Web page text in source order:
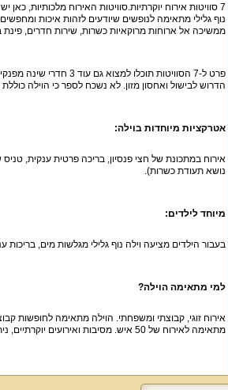
7 סוויטות אירוח יוקרתיות.סוויטות האירוח מלכותיות,
נוף גלילי מתאימה לנופשים שיודעים לזהות איכות
ממשיכה אל ארוחות מרוקאיות כשרות, שירות חדרים, פינת
פרט ל-7 הסוויטות
הדרוש לבישול ואחסון מזון. לא נשכח לספר כי הוילה
אטרקציות מיוחדות בוילה:
אירוח במתכונת של חצי פנסיון, בריכה פרטית ענקית,
נושא תעודת כשרות).
מיוחד לילדים:
בעבור הילדים מציעה וילה נוף גלילי מגלשות מים,
למי מתאימה הוילה?
אירוח זוגי, קבוצתי ומשפחתי. הוילה מתאימה לחופשות
מתאימה לאירוח של 50 איש. מסיבות ואירועים יוקרתיים, ניתן גם כן לקיים במקום.